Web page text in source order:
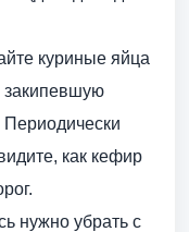
куриные яйца
закипевшую
Периодически
как кефир
нужно убрать с